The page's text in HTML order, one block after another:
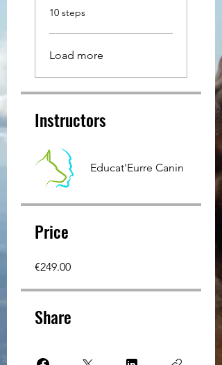
.10 steps
Load more
Instructors
Educat'Eurre Canin
Price
€249.00
Share